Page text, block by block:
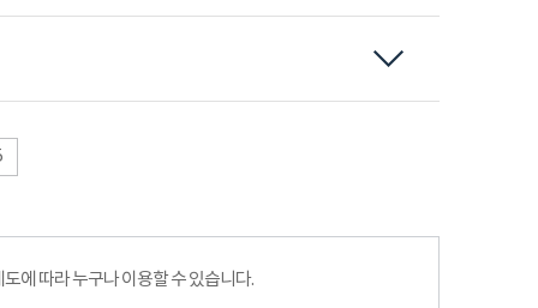
에 따라 누구나 이용할 수 있습니다.